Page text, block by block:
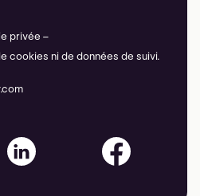
privée –
cookies ni de données de suivi.